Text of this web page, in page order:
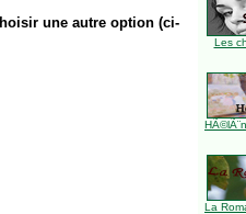
une autre option (ci-
Les
La